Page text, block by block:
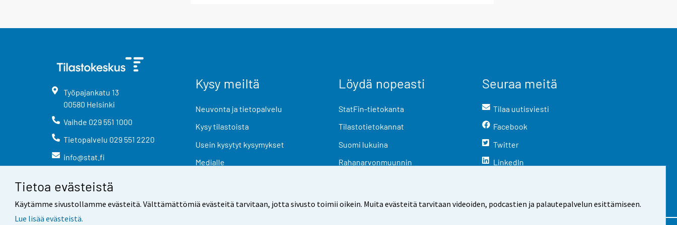
Tietoa evästeistä
Käytämme sivustollamme evästeitä. Välttämättömiä evästeitä tarvitaan, jotta sivusto toimii oikein. Muita evästeitä tarvitaan videoiden, podcastien ja palautepalvelun esittämiseen.
Lue lisää evästeistä.
Työpajankatu 13
00580 Helsinki
Vaihde 029 551 1000
Tietopalvelu 029 551 2220
info@stat.fi
Kysy meiltä
Neuvonta ja tietopalvelu
Kysy tilastoista
Usein kysytyt kysymykset
Medialle
Löydä nopeasti
StatFin-tietokanta
Tilastotietokannat
Suomi lukuina
Rahanarvonmuunnin
Seuraa meitä
Tilaa uutisviesti
Facebook
Twitter
LinkedIn